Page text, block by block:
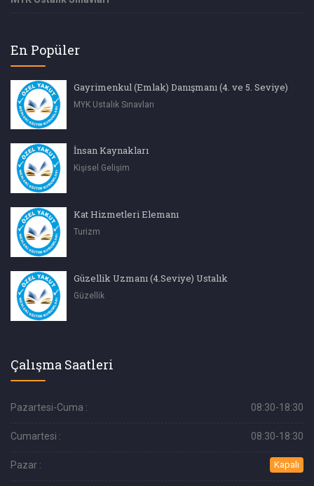
En Popüler
Gayrimenkul (Emlak) Danışmanı (4. ve 5. Seviye)
MYK Ustalık Sınavları
İnsan Kaynakları
Kişisel Gelişim
Kat Hizmetleri Elemanı
Turizm
Güzellik Uzmanı (4.Seviye) Ustalık
Güzellik
Çalışma Saatleri
Pazartesi-Cuma : 08:30-18:30
Cumartesi : 08:30-18:30
Pazar : Kapalı